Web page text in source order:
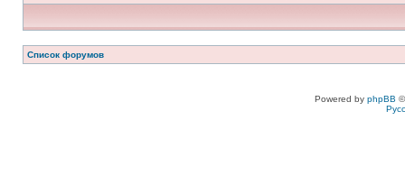
Список форумов
Powered by phpBB